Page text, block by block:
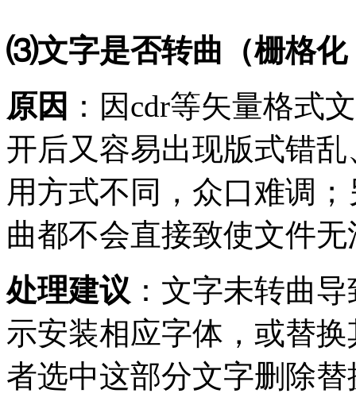
⑶文字是否转曲（栅格化
原因 ：因cdr等矢量格式
开后又容易出现版式错
用方式不同，众口难调
曲都不会直接致使文件
处理建议 ：文字未转曲
示安装相应字体，或替
者选中这部分文字删除